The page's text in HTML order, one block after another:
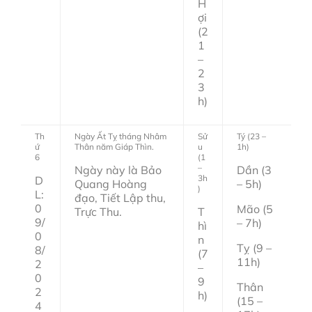
H
ợi
(2
1
–
2
3
h)
Th
ứ
6
D
L:
0
9/
0
8/
2
0
2
4
Ngày Ất Tỵ tháng Nhâm
Thân năm Giáp Thìn.
Ngày này là Bảo
Quang Hoàng
đạo, Tiết Lập thu,
Trực Thu.
Sử
u
(1
–
3h
)
T
hì
n
(7
–
9
h)
Tý (23 –
1h)
Dần (3
– 5h)
Mão (5
– 7h)
Tỵ (9 –
11h)
Thân
(15 –